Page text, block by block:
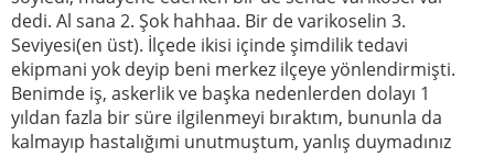
dedi. Al sana 2. Şok hahhaa. Bir de varikoselin 3.
Seviyesi(en üst). İlçede ikisi içinde şimdilik tedavi
ekipmani yok deyip beni merkez ilçeye yönlendirmişti.
Benimde iş, askerlik ve başka nedenlerden dolayı 1
yıldan fazla bir süre ilgilenmeyi bıraktım, bununla da
kalmayıp hastalığımi unutmuştum, yanlış duymadınız